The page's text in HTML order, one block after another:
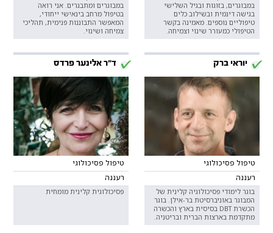
במבוגרים, בזוגות ובגיל השלישי
בגישה דינמית ובשילוב כלים
טיפוליים נוספים. מאמינה בקשר
הטיפולי כמעורר שינוי וצמיחה.
במבוגרים ומתבגרים. אני רואה
בטיפול מרחב בינאישי ייחודי,
המאפשר התבוננות פנימית, תהליכי
צמיחה ושינוי.
יוראי ברק
טיפול פסיכולוגי
רעננה
בוגר לימודי פסיכולוגיה קלינית של
המבוגר באוניברסיטת בר-אילן. בוגר
הכשרת DBT בסיסית בארץ והכשרה
מתקדמת בארצות הברית ובריטניה.
ד"ר אלינער פרדס
טיפול פסיכולוגי
רעננה
פסיכולוגית קלינית מומחית